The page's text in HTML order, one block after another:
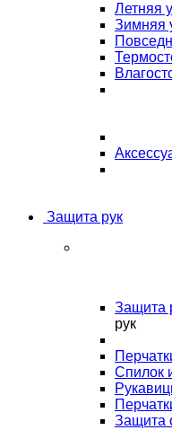
Летняя
Зимняя
Защита рук
Защита
рук
Спилок
Защита